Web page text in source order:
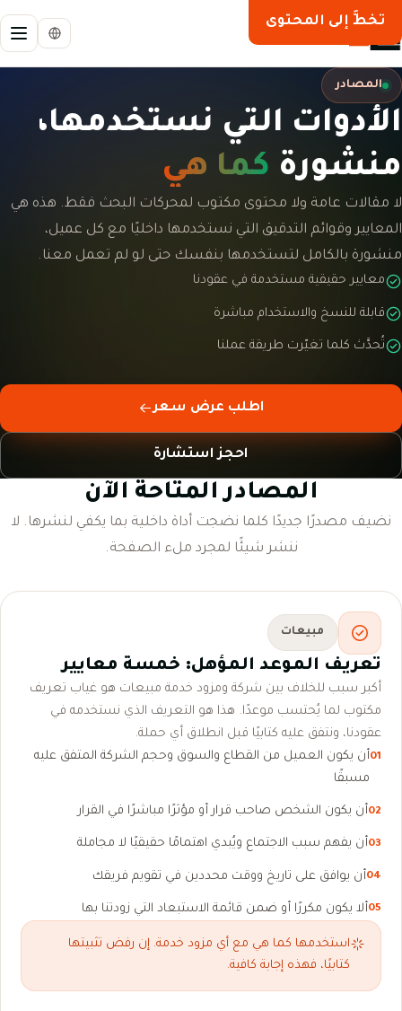
تخطَّ إلى المحتوى
المصادر
الأدوات التي نستخدمها،
منشورة كما هي
لا مقالات عامة ولا محتوى مكتوب لمحركات البحث فقط. هذه هي
المعايير وقوائم التدقيق التي نستخدمها داخليًا مع كل عميل،
منشورة بالكامل لتستخدمها بنفسك حتى لو لم تعمل معنا.
معايير حقيقية مستخدمة في عقودنا
قابلة للنسخ والاستخدام مباشرة
تُحدَّث كلما تغيّرت طريقة عملنا
اطلب عرض سعر
احجز استشارة
المصادر المتاحة الآن
نضيف مصدرًا جديدًا كلما نضجت أداة داخلية بما يكفي لنشرها. لا
ننشر شيئًا لمجرد ملء الصفحة.
مبيعات
تعريف الموعد المؤهل: خمسة معايير
أكبر سبب للخلاف بين شركة ومزود خدمة مبيعات هو غياب تعريف
مكتوب لما يُحتسب موعدًا. هذا هو التعريف الذي نستخدمه في
عقودنا، ونتفق عليه كتابيًا قبل انطلاق أي حملة.
01أن يكون العميل من القطاع والسوق وحجم الشركة المتفق عليه
مسبقًا
02أن يكون الشخص صاحب قرار أو مؤثرًا مباشرًا في القرار
03أن يفهم سبب الاجتماع ويُبدي اهتمامًا حقيقيًا لا مجاملة
04أن يوافق على تاريخ ووقت محددين في تقويم فريقك
05ألا يكون مكررًا أو ضمن قائمة الاستبعاد التي زودتنا بها
استخدمها كما هي مع أي مزود خدمة. إن رفض تثبيتها
كتابيًا، فهذه إجابة كافية.